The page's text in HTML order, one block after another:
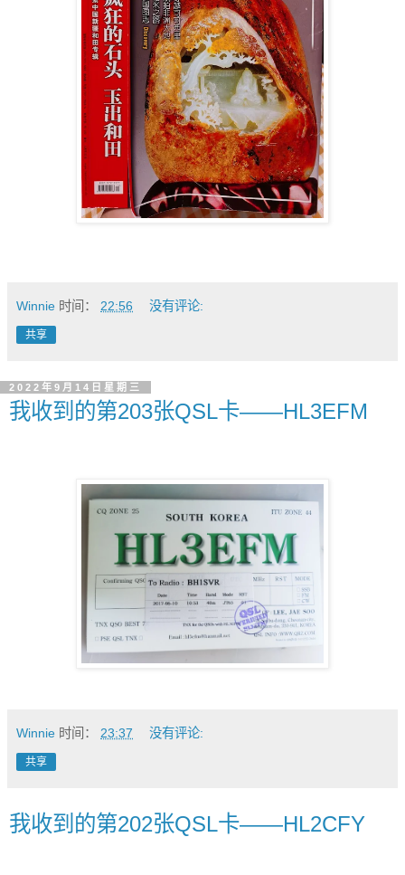
Winnie 时间： 22:56 没有评论:
共享
2022年9月14日星期三
我收到的第203张QSL卡——HL3EFM
Winnie 时间： 23:37 没有评论:
共享
我收到的第202张QSL卡——HL2CFY